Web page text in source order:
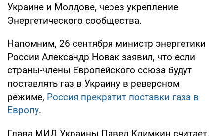
Украине и Молдове, через укрепление
Энергетического сообщества.
Напомним, 26 сентября министр энергетики
России Александр Новак заявил, что если
страны-члены Европейского cоюза будут
поставлять газ в Украину в реверсном
режиме, Россия прекратит поставки газа в
Европу.
Глава МИД Украины Павел Климкин считает,